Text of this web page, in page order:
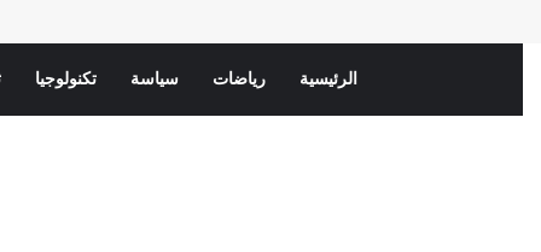
الرئيسية رياضات سياسة تكنولوجيا